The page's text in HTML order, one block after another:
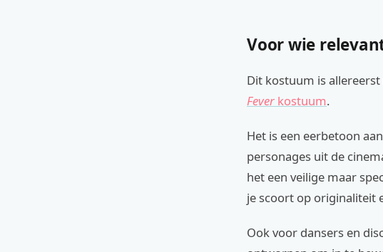
Voor wie
Dit kostuum is
Fever kostuum.
Het is een eerbetoon
personages uit de
het een veilige maar
je scoort op originaliteit
Ook voor dansers en